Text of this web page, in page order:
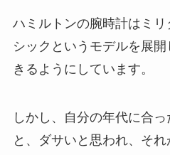
ハミルトンの腕時計はミ
シックというモデルを展
きるようにしています。
しかし、自分の年代に合
と、ダサいと思われ、そ